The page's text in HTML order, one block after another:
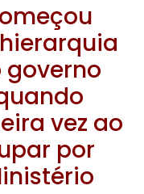
vez ao
por